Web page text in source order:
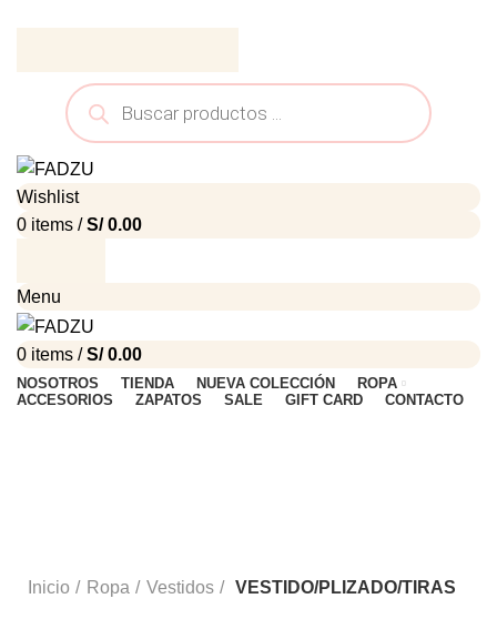
Wishlist
0 items / S/0.00
Menu
0 items / S/0.00
NOSOTROS TIENDA NUEVA COLECCIÓN
ROPA
ACCESORIOS
ZAPATOS SALE GIFT CARD CONTACTO
Inicio Ropa Vestidos VESTIDO/PLIZADO/TIRAS